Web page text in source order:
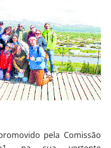
pela Comissão